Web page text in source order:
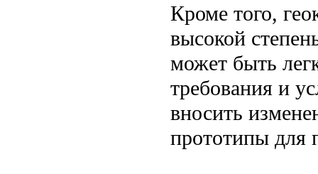
Кроме того,
высокой
может быть
требования и
вносить
прототипы для